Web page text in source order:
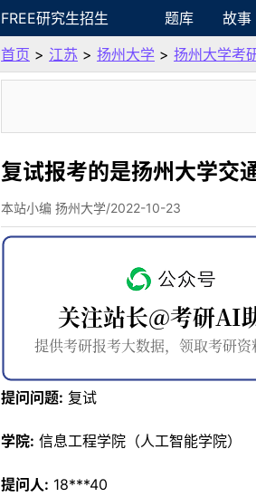
FREE研究生招生 题库 故事
首页 > 江苏 > 扬州大学 > 扬州大学考
复试报考的是扬州大学交
本站小编 扬州大学/2022-10-23
提问问题: 复试
学院: 信息工程学院（人工智能学院）
提问人: 18***40